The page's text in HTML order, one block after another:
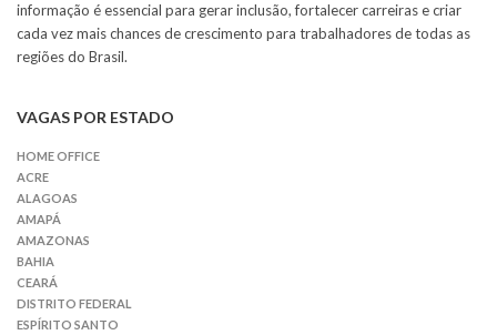
informação é essencial para gerar inclusão, fortalecer carreiras e criar
cada vez mais chances de crescimento para trabalhadores de todas as
regiões do Brasil.
VAGAS POR ESTADO
HOME OFFICE
ACRE
ALAGOAS
AMAPÁ
AMAZONAS
BAHIA
CEARÁ
DISTRITO FEDERAL
ESPÍRITO SANTO